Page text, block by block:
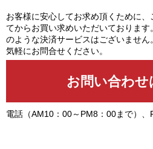
お客様に安心してお求め頂くために
てからお買い求めいただいておりま
のような決済サービスはございませ
気軽にお問合せください。
電話（AM10：00～PM8：00まで）、